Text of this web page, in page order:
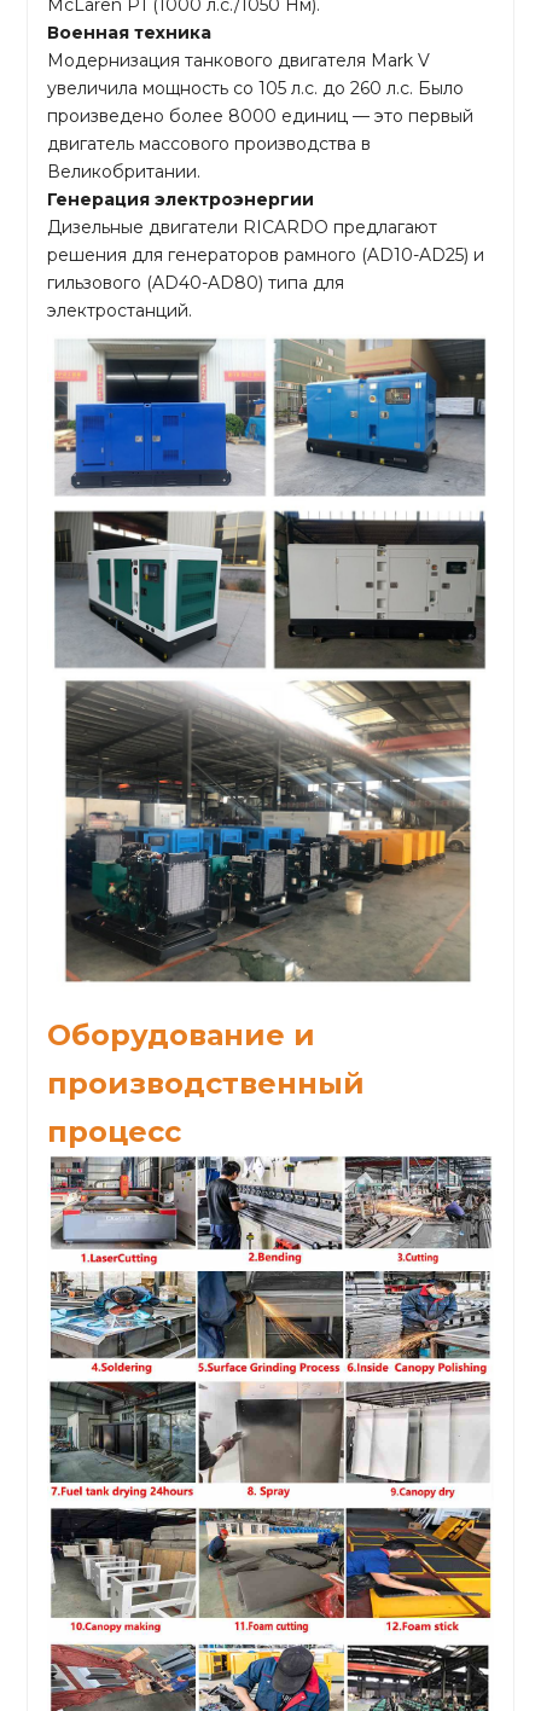
McLaren P1 (1000 л.с./1050 Нм).
Военная техника
Модернизация танкового двигателя Mark V
увеличила мощность со 105 л.с. до 260 л.с. Было
произведено более 8000 единиц — это первый
двигатель массового производства в
Великобритании.
Генерация электроэнергии
Дизельные двигатели RICARDO предлагают
решения для генераторов рамного (AD10-AD25) и
гильзового (AD40-AD80) типа для
электростанций.
Оборудование и
производственный
процесс